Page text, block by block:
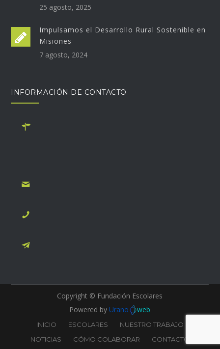
25 agosto, 2025
Impulsamos el Desarrollo Rural Sostenible en
Misiones
7 agosto, 2024
INFORMACIÓN DE CONTACTO
Copyright © Fundación Escolares
Powered byUrano web
INICIO ESCOLARES
NUESTRO TRABAJO
NOTICIAS
CÓMO COLABORAR CONTACTO